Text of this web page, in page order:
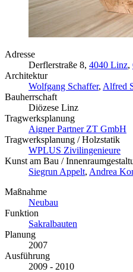
Adresse
Derflerstraße 8, 4040 Linz,
Architektur
Wolfgang Schaffer, Alfred
Bauherrschaft
Diözese Linz
Tragwerksplanung
Aigner Partner ZT GmbH
Tragwerksplanung / Holzstatik
WPLUS Zivilingenieure
Kunst am Bau /
Siegrun Appelt, Andrea
Maßnahme
Neubau
Funktion
Sakralbauten
Planung
2007
Ausführung
2009 - 2010